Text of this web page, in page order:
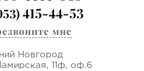
415-44-53
мне
Новгород
11ф, оф.6